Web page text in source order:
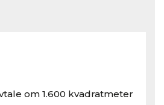
om 1.600 kvadratmeter